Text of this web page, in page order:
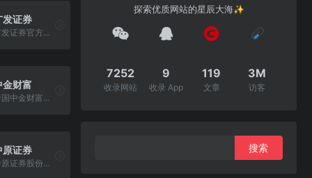
发证券
广发证券官方网站, 提供股票开户,证券开户,基金开户,融资融券,炒股开户流程,理财产品,资产管理,股票交易软件下载,投资者教育,股票入门知识等服务,拥有以证券 经纪、资产管理、投资银行服务、投资服务、基金债券代销服务等为基本架构的完善的专业证券服务体系
金财富
中国中金财富证券有限公司（中金财富）是中国国际金融股份有限公司
原证券
中原证券股份有限公司成立于2002年11月8日，是注册地在河南的法人证券公司和全省资本市场发展的重要载体，也是全国140多家证券公司中第8家同时在香港和境内主板上市的券商之一。
探索优质网站的星辰大海✨
7252
收录网站
9
收录 App
119
文章
3M
访客